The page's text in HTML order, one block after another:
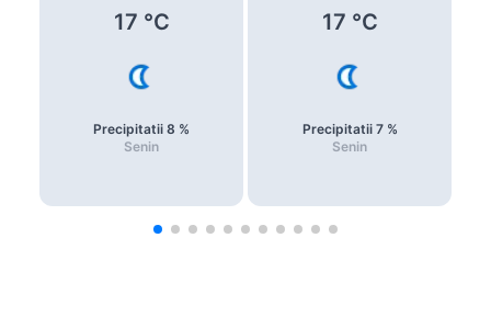
17 °C
Precipitatii 8 %
Senin
17 °C
Precipitatii 7%
Senin